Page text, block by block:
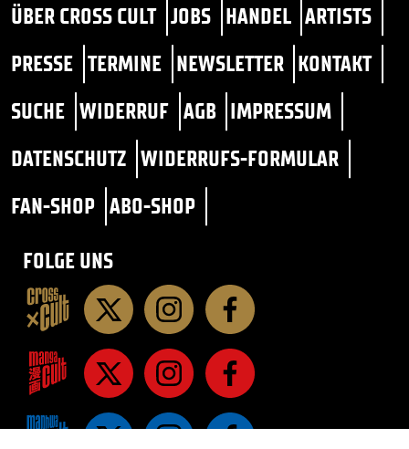
ÜBER CROSS CULT JOBS HANDEL ARTISTS
PRESSE TERMINE NEWSLETTER KONTAKT
SUCHE WIDERRUF AGB IMPRESSUM
DATENSCHUTZ WIDERRUFS-FORMULAR
FAN-SHOP ABO-SHOP
FOLGE UNS